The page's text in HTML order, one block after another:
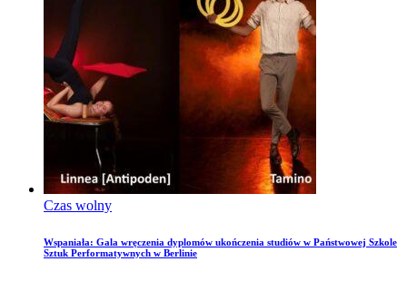
Czas wolny
Wspaniała: Gala wręczenia dyplomów ukończenia studiów w Państwowej Szkole
Sztuk Performatywnych w Berlinie